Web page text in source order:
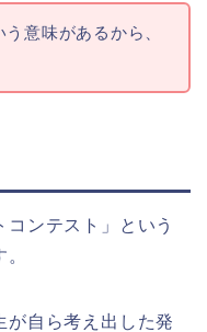
意味があるから、
ンテスト」という
が自ら考え出した発